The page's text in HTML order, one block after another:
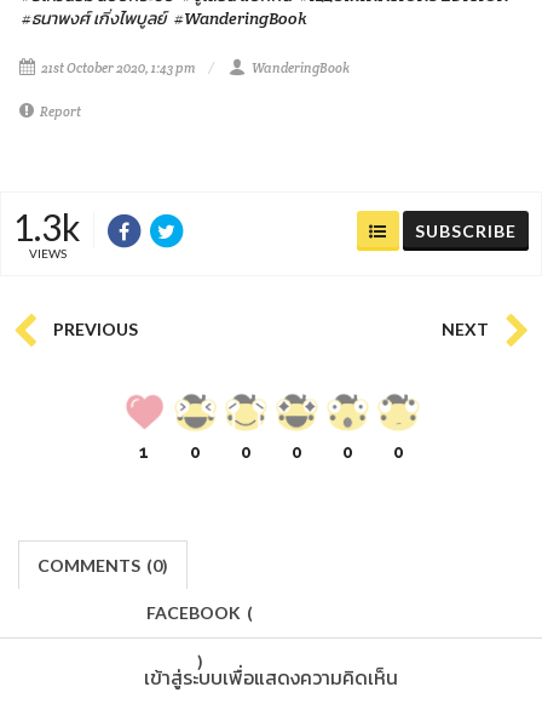
#ธนาพงศ์ เกิ่งไพบูลย์ #WanderingBook
21st October 2020, 1:43 pm WanderingBook
Report
1.3k
VIEWS
SUBSCRIBE
PREVIOUS NEXT
1 0 0 0 0 0
COMMENTS (0)
FACEBOOK (
)
เข้าสู่ระบบเพื่อแสดงความคิดเห็น